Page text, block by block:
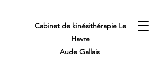
Cabinet de kinésithérapie Le
Havre
Aude Gallais